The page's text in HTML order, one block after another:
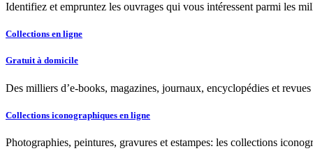
Identifiez et empruntez les ouvrages qui vous intéressent parmi les
Collections en ligne
Gratuit à domicile
Des milliers d’e-books, magazines, journaux, encyclopédies et
Collections iconographiques en ligne
Photographies, peintures, gravures et estampes: les collections